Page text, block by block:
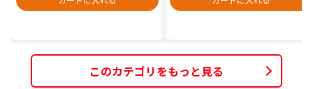
このカテゴリをもっと見る